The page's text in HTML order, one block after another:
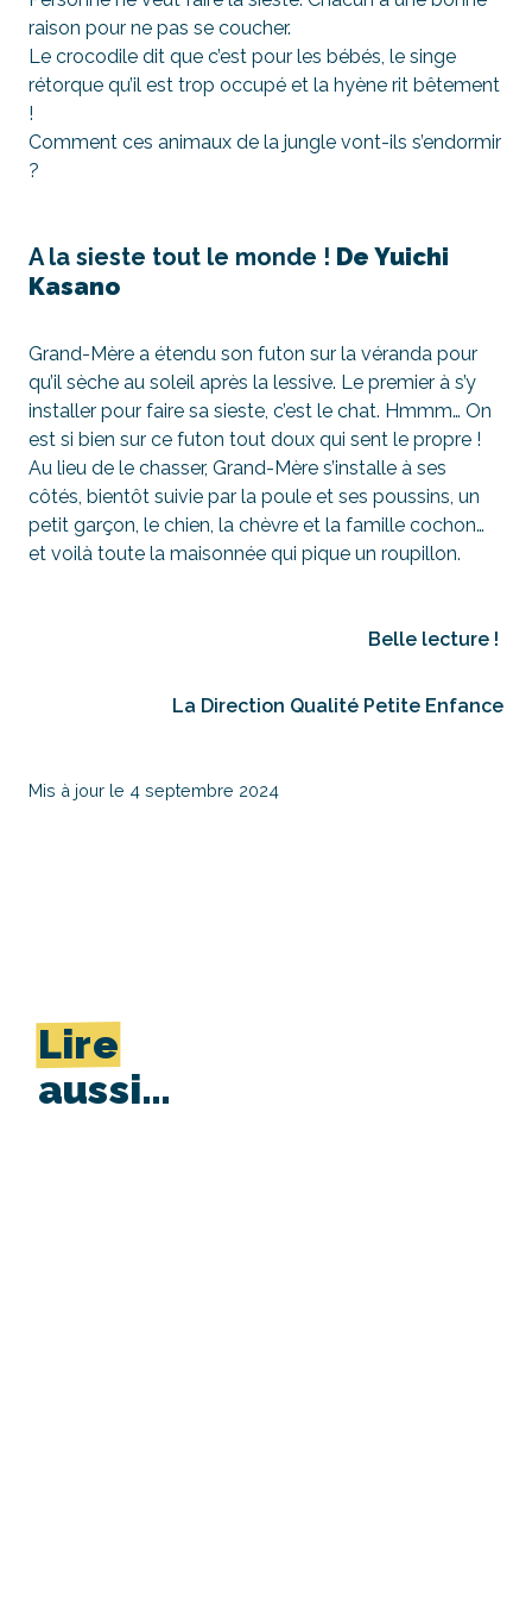
raison pour ne pas se coucher.
Le crocodile dit que c’est pour les bébés, le singe
rétorque qu’il est trop occupé et la hyène rit bêtement
!
Comment ces animaux de la jungle vont-ils s’endormir
?
A la sieste tout le monde ! De Yuichi
Kasano
Grand-Mère a étendu son futon sur la véranda pour
qu’il sèche au soleil après la lessive. Le premier à s’y
installer pour faire sa sieste, c’est le chat. Hmmm… On
est si bien sur ce futon tout doux qui sent le propre !
Au lieu de le chasser, Grand-Mère s’installe à ses
côtés, bientôt suivie par la poule et ses poussins, un
petit garçon, le chien, la chèvre et la famille cochon…
et voilà toute la maisonnée qui pique un roupillon.
Belle lecture !
La Direction Qualité Petite Enfance
Mis à jour le 4 septembre 2024
Lire
aussi…